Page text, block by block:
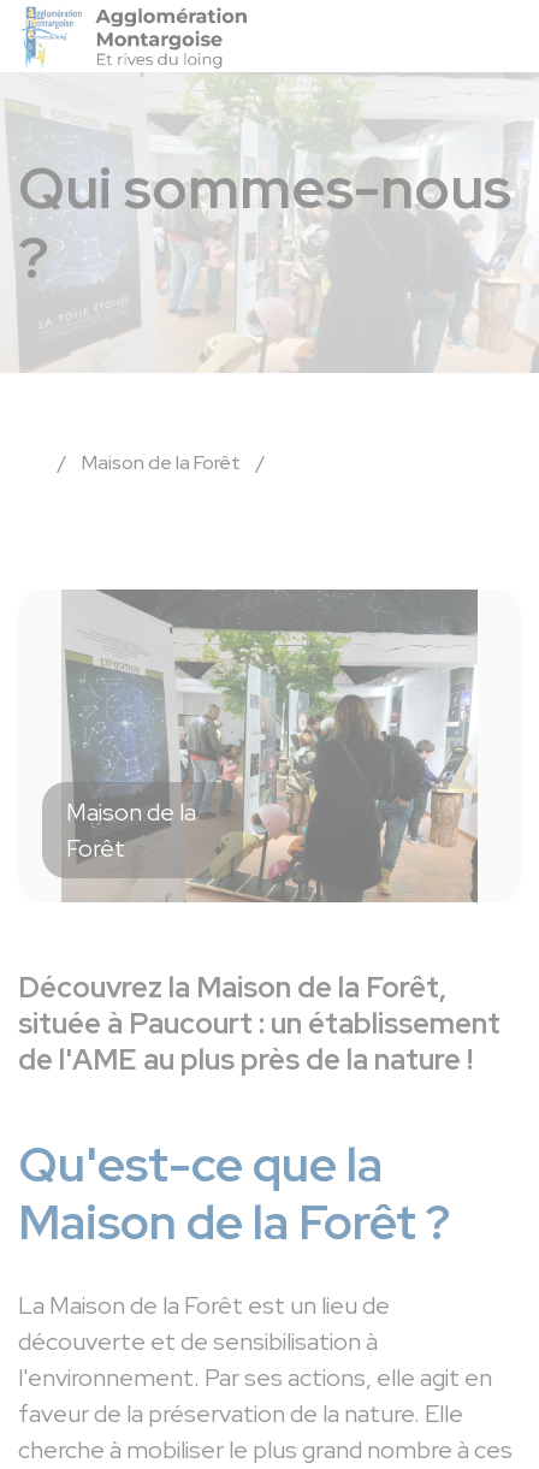
Qui sommes-nous
?
/ Maison de la Forêt /
Maison de la
Forêt
Découvrez la Maison de la Forêt,
située à Paucourt : un établissement
de l'AME au plus près de la nature !
Qu'est-ce que la
Maison de la Forêt ?
La Maison de la Forêt est un lieu de
découverte et de sensibilisation à
l'environnement. Par ses actions, elle agit en
faveur de la préservation de la nature. Elle
cherche à mobiliser le plus grand nombre à ces